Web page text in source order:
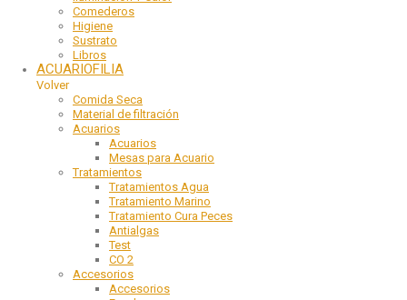
Comederos
Higiene
Sustrato
Libros
ACUARIOFILIA
Volver
Comida Seca
Material de filtración
Acuarios
Acuarios
Mesas para Acuario
Tratamientos
Tratamientos Agua
Tratamiento Marino
Tratamiento Cura Peces
Antialgas
Test
CO 2
Accesorios
Accesorios